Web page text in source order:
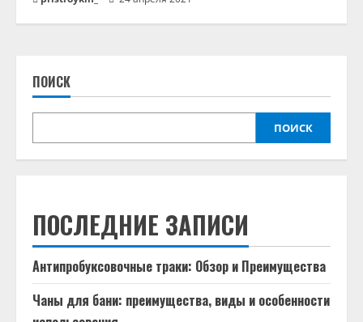
ПОИСК
ПОИСК
ПОСЛЕДНИЕ ЗАПИСИ
Антипробуксовочные траки: Обзор и Преимущества
Чаны для бани: преимущества, виды и особенности